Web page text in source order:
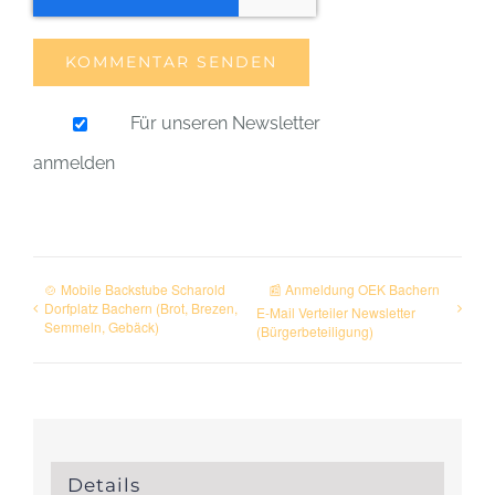
Für unseren Newsletter
anmelden
🍲 Mobile Backstube Scharold
Dorfplatz Bachern (Brot, Brezen,
Semmeln, Gebäck)
📰 Anmeldung OEK Bachern
E-Mail Verteiler Newsletter
(Bürgerbeteiligung)
Details